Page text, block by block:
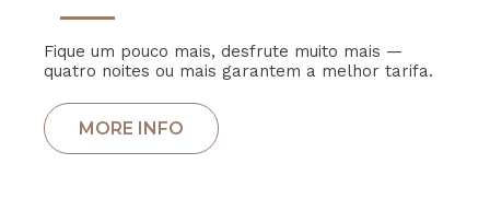
Fique um pouco mais, desfrute muito mais —
quatro noites ou mais garantem a melhor tarifa.